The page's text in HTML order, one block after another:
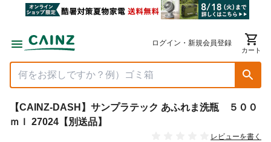
ログイン・新規会員登録
カート
【CAINZ-DASH】サンプラテック あふれま洗瓶 ５００
ｍｌ 27024【別送品】
レビューを書く